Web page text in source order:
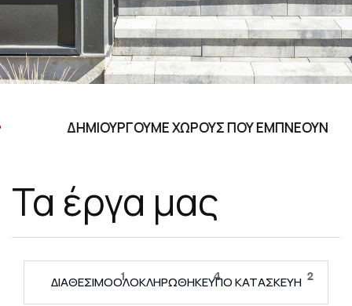
ΔΗΜΙΟΥΡΓΟΥΜΕ ΧΩΡΟΥΣ ΠΟΥ ΕΜΠΝΕΟΥΝ
Τα έργα μας
ΔΙΑΘΕΣΙΜΟ 1
ΟΛΟΚΛΗΡΩΘΗΚΕ 4
ΥΠΟ ΚΑΤΑΣΚΕΥΗ 2